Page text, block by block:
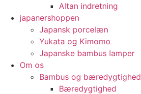
Altan indretning
japanershoppen
Japansk porcelæn
Yukata og Kimomo
Japanske bambus lamper
Om os
Bambus og bæredygtighed
Bæredygtighed